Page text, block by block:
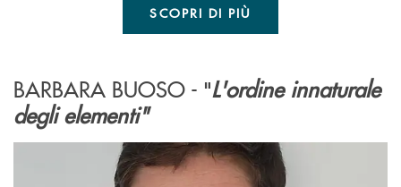
SCOPRI DI PIÙ
BARBARA BUOSO - "L'ordine innaturale
degli elementi"